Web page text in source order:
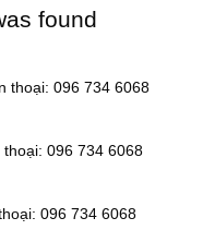
found
thoại: 096 734 6068
096 734 6068
096 734 6068